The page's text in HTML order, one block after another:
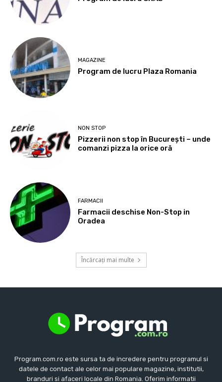
MAGAZINE
Program de lucru Plaza Romania
NON STOP
Pizzerii non stop în București – unde
comanzi pizza la orice oră
FARMACII
Farmacii deschise Non-Stop in
Oradea
Încărcați mai multe
Program.com.ro este sursa ta de incredere pentru programul si
datele de contact ale celor mai populare magazine, institutii,
branduri si afaceri locale din Romania. Oferim informatii